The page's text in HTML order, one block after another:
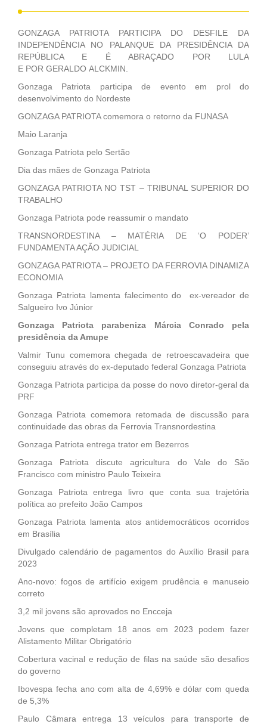
GONZAGA PATRIOTA PARTICIPA DO DESFILE DA
INDEPENDÊNCIA NO PALANQUE DA PRESIDÊNCIA DA
REPÚBLICA E É ABRAÇADO POR LULA
E POR GERALDO ALCKMIN.
Gonzaga Patriota participa de evento em prol do
desenvolvimento do Nordeste
GONZAGA PATRIOTA comemora o retorno da FUNASA
Maio Laranja
Gonzaga Patriota pelo Sertão
Dia das mães de Gonzaga Patriota
GONZAGA PATRIOTA NO TST – TRIBUNAL SUPERIOR DO
TRABALHO
Gonzaga Patriota pode reassumir o mandato
TRANSNORDESTINA – MATÉRIA DE ‘O PODER’
FUNDAMENTA AÇÃO JUDICIAL
GONZAGA PATRIOTA – PROJETO DA FERROVIA DINAMIZA
ECONOMIA
Gonzaga Patriota lamenta falecimento do ex-vereador de
Salgueiro Ivo Júnior
Gonzaga Patriota parabeniza Márcia Conrado pela
presidência da Amupe
Valmir Tunu comemora chegada de retroescavadeira que
conseguiu através do ex-deputado federal Gonzaga Patriota
Gonzaga Patriota participa da posse do novo diretor-geral da
PRF
Gonzaga Patriota comemora retomada de discussão para
continuidade das obras da Ferrovia Transnordestina
Gonzaga Patriota entrega trator em Bezerros
Gonzaga Patriota discute agricultura do Vale do São
Francisco com ministro Paulo Teixeira
Gonzaga Patriota entrega livro que conta sua trajetória
política ao prefeito João Campos
Gonzaga Patriota lamenta atos antidemocráticos ocorridos
em Brasília
Divulgado calendário de pagamentos do Auxílio Brasil para
2023
Ano-novo: fogos de artifício exigem prudência e manuseio
correto
3,2 mil jovens são aprovados no Encceja
Jovens que completam 18 anos em 2023 podem fazer
Alistamento Militar Obrigatório
Cobertura vacinal e redução de filas na saúde são desafios
do governo
Ibovespa fecha ano com alta de 4,69% e dólar com queda
de 5,3%
Paulo Câmara entrega 13 veículos para transporte de